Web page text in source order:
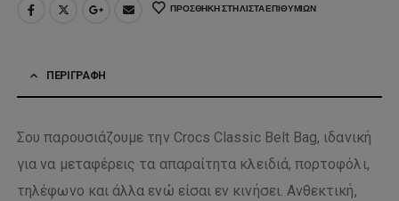
ΠΡΟΣΘΉΚΗ ΣΤΗ ΛΊΣΤΑ ΕΠΙΘΥΜΙΏΝ
ΠΕΡΙΓΡΑΦΉ
Σου παρουσιάζουμε την Crocs Classic Belt Bag, ιδανική
για να μεταφέρεις τα απαραίτητα κλειδιά, πορτοφόλι,
τηλέφωνο και άλλα ενώ είσαι εν κινήσει. Ανθεκτική,